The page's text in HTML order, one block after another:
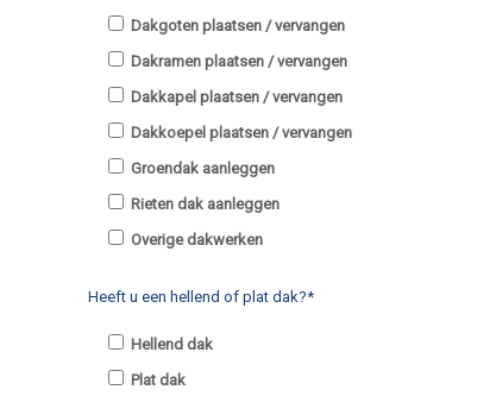
Dakgoten plaatsen / vervangen
Dakramen plaatsen / vervangen
Dakkapel plaatsen / vervangen
Dakkoepel plaatsen / vervangen
Groendak aanleggen
Rieten dak aanleggen
Overige dakwerken
Heeft u een hellend of plat dak?*
Hellend dak
Plat dak